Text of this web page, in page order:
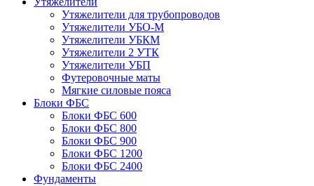
Утяжелители для трубопроводов
Утяжелители УБО-М
Утяжелители УБКМ
Утяжелители 2 УТК
Утяжелители УБП
Футеровочные маты
Мягкие силовые пояса
Блоки ФБС
Блоки ФБС 600
Блоки ФБС 800
Блоки ФБС 900
Блоки ФБС 1200
Блоки ФБС 2400
Фундаменты